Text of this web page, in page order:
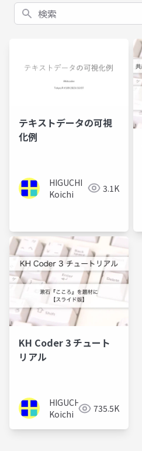
検索
テキストデータの可視
化例
HIGUCHI
Koichi
3.1K
KH Coder 3 チュート
リアル
HIGUCHI
Koichi
735.5K